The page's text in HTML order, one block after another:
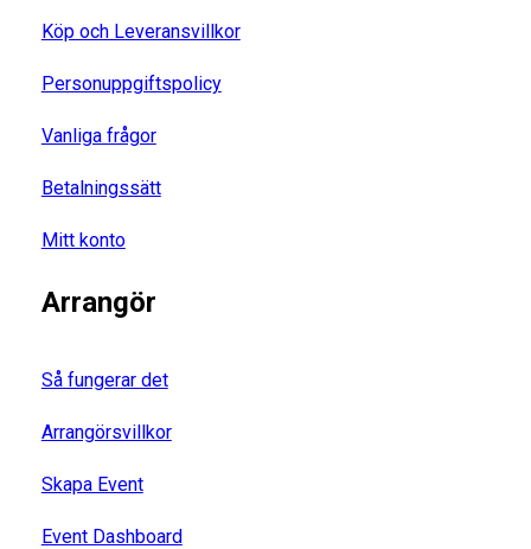
Köp och Leveransvillkor
Personuppgiftspolicy
Vanliga frågor
Betalningssätt
Mitt konto
Arrangör
Så fungerar det
Arrangörsvillkor
Skapa Event
Event Dashboard